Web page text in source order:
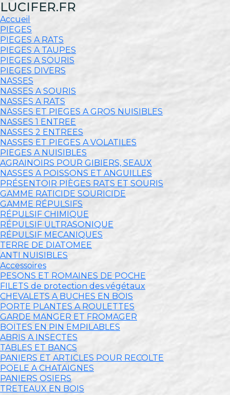
LUCIFER.FR
Accueil
PIEGES
PIEGES A RATS
PIEGES A TAUPES
PIEGES A SOURIS
PIEGES DIVERS
NASSES
NASSES A SOURIS
NASSES A RATS
NASSES ET PIEGES A GROS NUISIBLES
NASSES 1 ENTREE
NASSES 2 ENTREES
NASSES ET PIEGES A VOLATILES
PIEGES A NUISIBLES
AGRAINOIRS POUR GIBIERS, SEAUX
NASSES A POISSONS ET ANGUILLES
PRÉSENTOIR PIÈGES RATS ET SOURIS
GAMME RATICIDE SOURICIDE
GAMME RÉPULSIFS
RÉPULSIF CHIMIQUE
RÉPULSIF ULTRASONIQUE
RÉPULSIF MECANIQUES
TERRE DE DIATOMEE
ANTI NUISIBLES
Accessoires
PESONS ET ROMAINES DE POCHE
FILETS de protection des végétaux
CHEVALETS A BUCHES EN BOIS
PORTE PLANTES A ROULETTES
GARDE MANGER ET FROMAGER
BOITES EN PIN EMPILABLES
ABRIS A INSECTES
TABLES ET BANCS
PANIERS ET ARTICLES POUR RECOLTE
POELE A CHATAIGNES
PANIERS OSIERS
TRETEAUX EN BOIS